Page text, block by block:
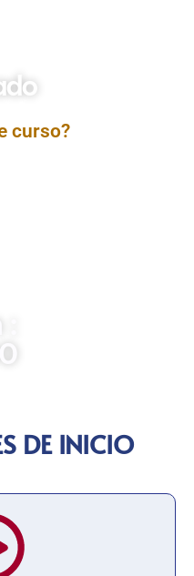
curso?
DE INICIO